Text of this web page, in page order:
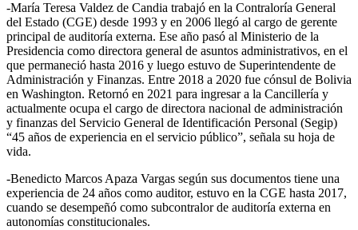
-María Teresa Valdez de Candia trabajó en la Contraloría General
del Estado (CGE) desde 1993 y en 2006 llegó al cargo de gerente
principal de auditoría externa. Ese año pasó al Ministerio de la
Presidencia como directora general de asuntos administrativos, en el
que permaneció hasta 2016 y luego estuvo de Superintendente de
Administración y Finanzas. Entre 2018 a 2020 fue cónsul de Bolivia
en Washington. Retornó en 2021 para ingresar a la Cancillería y
actualmente ocupa el cargo de directora nacional de administración
y finanzas del Servicio General de Identificación Personal (Segip)
“45 años de experiencia en el servicio público”, señala su hoja de
vida.
-Benedicto Marcos Apaza Vargas según sus documentos tiene una
experiencia de 24 años como auditor, estuvo en la CGE hasta 2017,
cuando se desempeñó como subcontralor de auditoría externa en
autonomías constitucionales.